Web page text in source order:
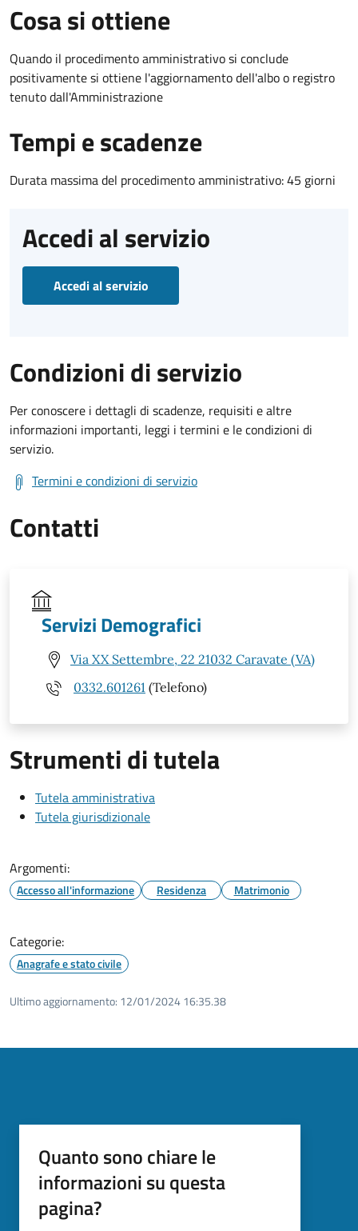
Cosa si ottiene
Quando il procedimento amministrativo si conclude
positivamente si ottiene l'aggiornamento dell'albo o registro
tenuto dall'Amministrazione
Tempi e scadenze
Durata massima del procedimento amministrativo: 45 giorni
Accedi al servizio
Accedi al servizio
Condizioni di servizio
Per conoscere i dettagli di scadenze, requisiti e altre
informazioni importanti, leggi i termini e le condizioni di
servizio.
Termini e condizioni di servizio
Contatti
Servizi Demografici
Via XX Settembre, 22 21032 Caravate (VA)
0332.601261 (Telefono)
Strumenti di tutela
Tutela amministrativa
Tutela giurisdizionale
Argomenti:
Accesso all'informazione Residenza Matrimonio
Categorie:
Anagrafe e stato civile
Ultimo aggiornamento: 12/01/2024 16:35.38
Quanto sono chiare le
informazioni su questa
pagina?